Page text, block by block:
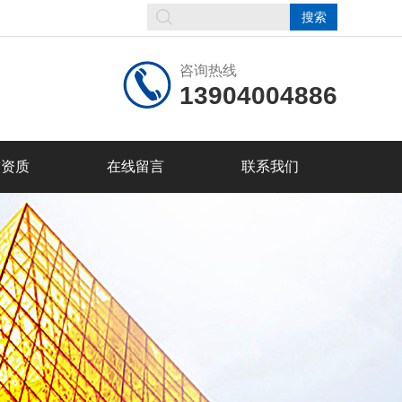
咨询热线
13904004886
质 在线留言 联系我们